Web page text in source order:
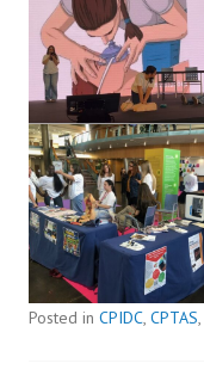
Posted in CPIDC, CPTAS,